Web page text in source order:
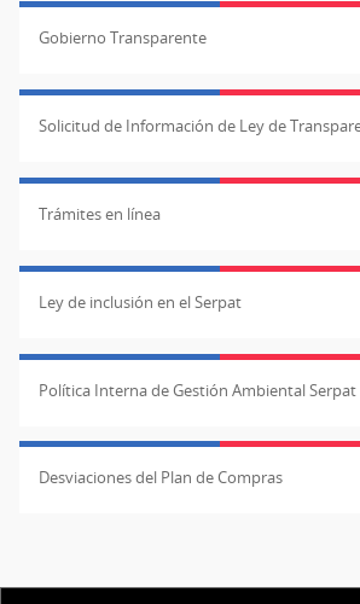
Gobierno Transparente
Solicitud de Información de Ley de
Trámites en línea
Ley de inclusión en el Serpat
Política Interna de Gestión Ambiental Serpat
Desviaciones del Plan de Compras